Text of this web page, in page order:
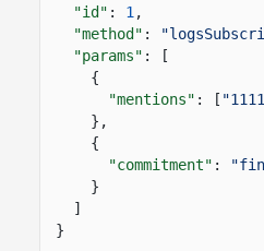
"id" : 1 ,
"method" :
"params" : [
{
"mentions" : [
},
{
"commitment" :
}
]
}